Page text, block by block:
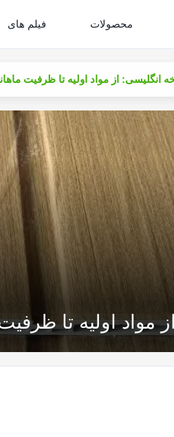
محصولات فیلم های
از مواد اولیه تا ظرفیت ماهانه ۱۰۰ کانتینر: رونمایی از زنجیره تامین پایدار رینبو
ماهانه ۱۰۰ کانتینر: رونمایی از زنجیره